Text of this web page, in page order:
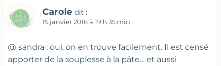
Carole dit :
15 janvier 2016 à 19 h 35 min
@ sandra : oui, on en trouve facilement. Il est censé
apporter de la souplesse à la pâte… et aussi